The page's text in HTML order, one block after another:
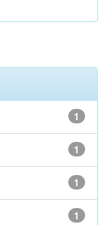
1
1
1
1